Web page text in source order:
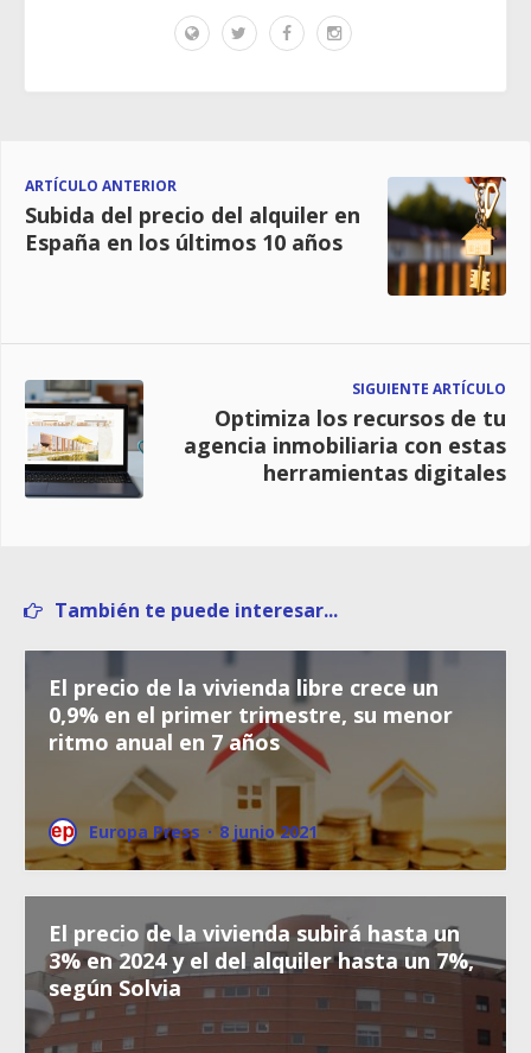
ARTÍCULO ANTERIOR
Subida del precio del alquiler en
España en los últimos 10 años
SIGUIENTE ARTÍCULO
Optimiza los recursos de tu
agencia inmobiliaria con estas
herramientas digitales
También te puede interesar...
El precio de la vivienda libre crece un
0,9% en el primer trimestre, su menor
ritmo anual en 7 años
Europa Press · 8 junio 2021
El precio de la vivienda subirá hasta un
3% en 2024 y el del alquiler hasta un 7%,
según Solvia